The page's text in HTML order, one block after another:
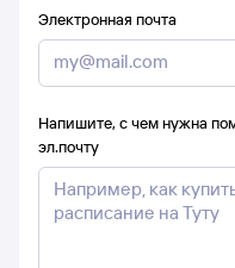
Электронная почта
Напишите, с чем нужна
эл.почту